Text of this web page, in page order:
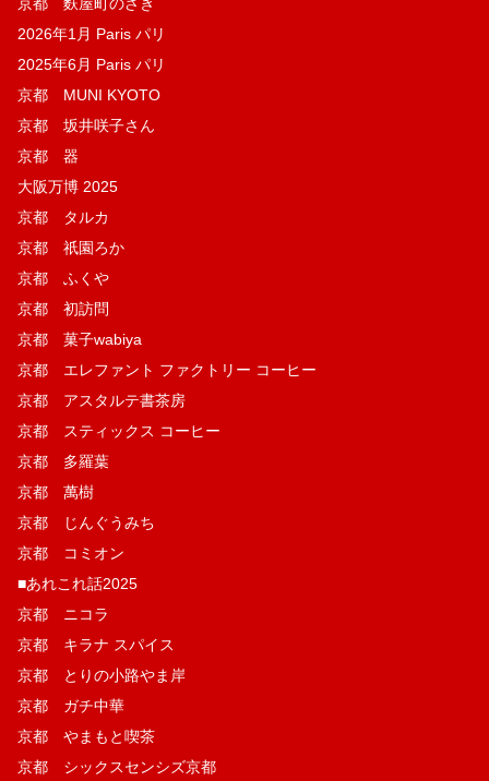
2026年1月 Paris パリ
2025年6月 Paris パリ
京都 MUNI KYOTO
京都 坂井咲子さん
京都 器
大阪万博 2025
京都 タルカ
京都 祇園ろか
京都 ふくや
京都 初訪問
京都 菓子wabiya
京都 エレファント ファクトリー コーヒー
京都 アスタルテ書茶房
京都 スティックス コーヒー
京都 多羅葉
京都 萬樹
京都 じんぐうみち
京都 コミオン
■あれこれ話2025
京都 ニコラ
京都 キラナ スパイス
京都 とりの小路やま岸
京都 ガチ中華
京都 やまもと喫茶
京都 シックスセンシズ京都